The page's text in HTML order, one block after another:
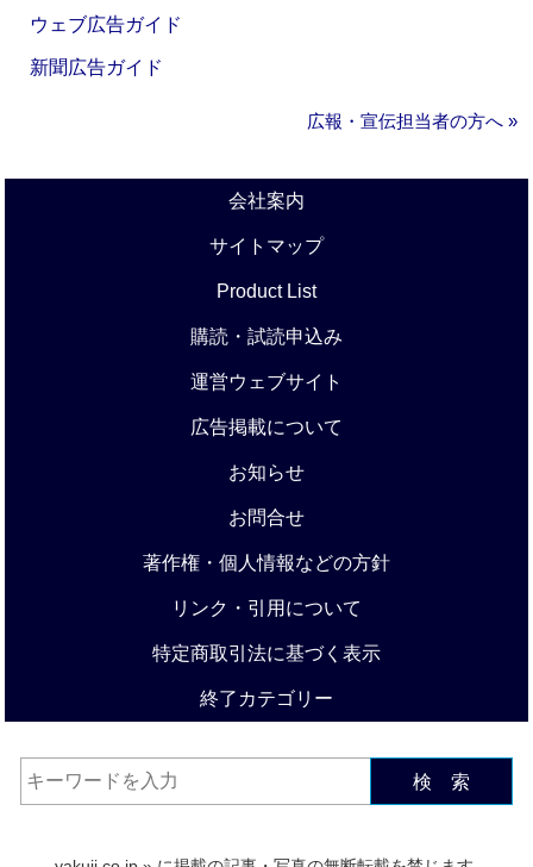
ウェブ広告ガイド
新聞広告ガイド
広報・宣伝担当者の方へ »
会社案内
サイトマップ
Product List
購読・試読申込み
運営ウェブサイト
広告掲載について
お知らせ
お問合せ
著作権・個人情報などの方針
リンク・引用について
特定商取引法に基づく表示
終了カテゴリー
検 索